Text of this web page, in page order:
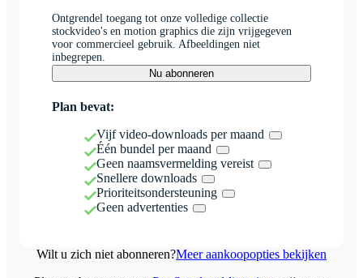
Ontgrendel toegang tot onze volledige collectie
stockvideo's en motion graphics die zijn vrijgegeven
voor commercieel gebruik. Afbeeldingen niet
inbegrepen.
Nu abonneren
Plan bevat:
Vijf video-downloads per maand
Één bundel per maand
Geen naamsvermelding vereist
Snellere downloads
Prioriteitsondersteuning
Geen advertenties
Wilt u zich niet abonneren?Meer aankoopopties bekijken